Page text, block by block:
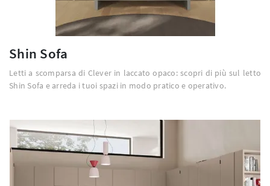
Shin Sofa
Letti a scomparsa di Clever in laccato opaco: scopri di più sul letto
Shin Sofa e arreda i tuoi spazi in modo pratico e operativo.